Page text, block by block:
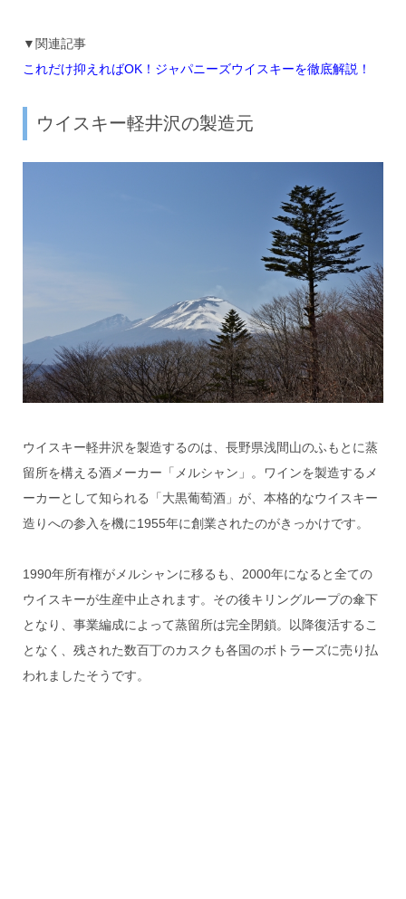
▼関連記事
これだけ抑えればOK！ジャパニーズウイスキーを徹底解説！
ウイスキー軽井沢の製造元
ウイスキー軽井沢を製造するのは、長野県浅間山のふもとに蒸
留所を構える酒メーカー「メルシャン」。ワインを製造するメ
ーカーとして知られる「大黒葡萄酒」が、本格的なウイスキー
造りへの参入を機に1955年に創業されたのがきっかけです。
1990年所有権がメルシャンに移るも、2000年になると全ての
ウイスキーが生産中止されます。その後キリングループの傘下
となり、事業編成によって蒸留所は完全閉鎖。以降復活するこ
となく、残された数百丁のカスクも各国のボトラーズに売り払
われましたそうです。